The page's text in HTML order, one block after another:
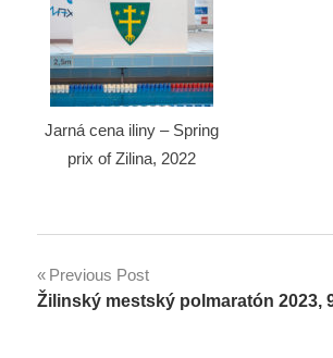
Jarná cena iliny – Spring
prix of Zilina, 2022
Navigácia
Previous Post
Žilinský mestský polmaratón 2023,